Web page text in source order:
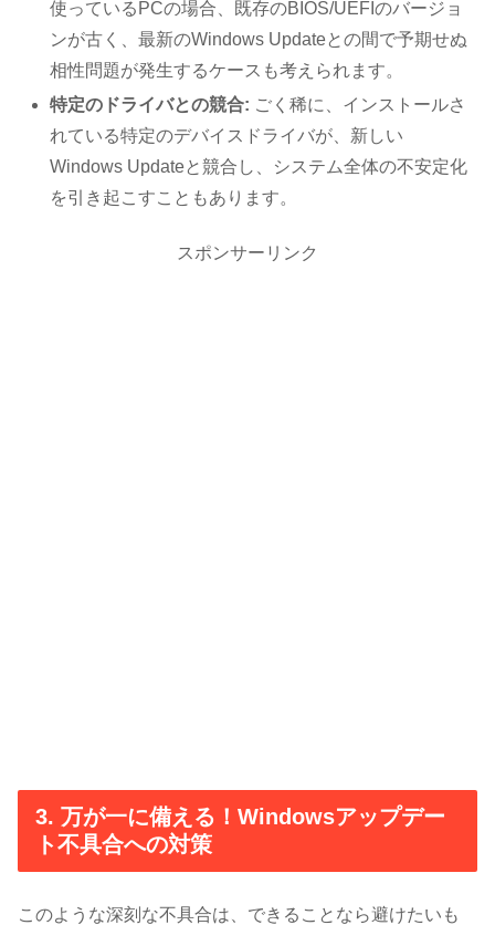
使っているPCの場合、既存のBIOS/UEFIのバージョ
ンが古く、最新のWindows Updateとの間で予期せぬ
相性問題が発生するケースも考えられます。
特定のドライバとの競合: ごく稀に、インストールさ
れている特定のデバイスドライバが、新しい
Windows Updateと競合し、システム全体の不安定化
を引き起こすこともあります。
スポンサーリンク
3. 万が一に備える！Windowsアップデー
ト不具合への対策
このような深刻な不具合は、できることなら避けたいも